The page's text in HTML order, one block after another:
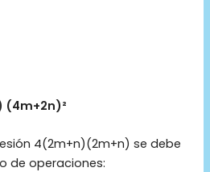
(4m+2n)²
4(2m+n)(2m+n) se debe
de operaciones: